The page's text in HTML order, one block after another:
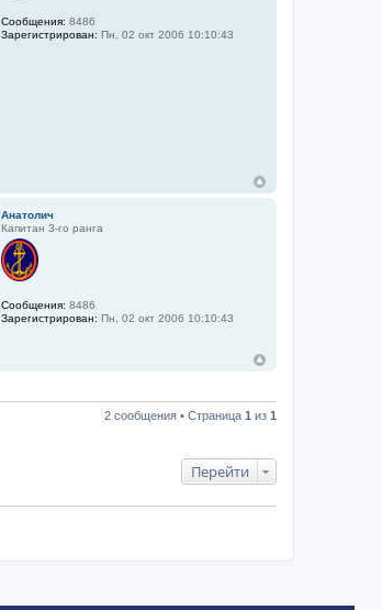
Сообщения: 8486
Зарегистрирован: Пн, 02 окт 2006 10:10:43
Анатолич
Капитан 3-го ранга
Сообщения: 8486
Зарегистрирован: Пн, 02 окт 2006 10:10:43
2 сообщения • Страница 1 из 1
Перейти